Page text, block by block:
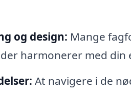
og design: Mange
harmonerer med
At navigere i de